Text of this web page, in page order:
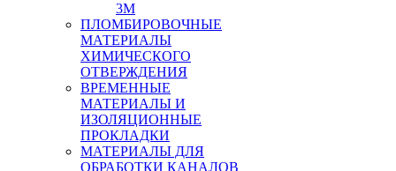
3М
ПЛОМБИРОВОЧНЫЕ
МАТЕРИАЛЫ
ХИМИЧЕСКОГО
ОТВЕРЖДЕНИЯ
ВРЕМЕННЫЕ
МАТЕРИАЛЫ И
ИЗОЛЯЦИОННЫЕ
ПРОКЛАДКИ
МАТЕРИАЛЫ ДЛЯ
ОБРАБОТКИ КАНАЛОВ